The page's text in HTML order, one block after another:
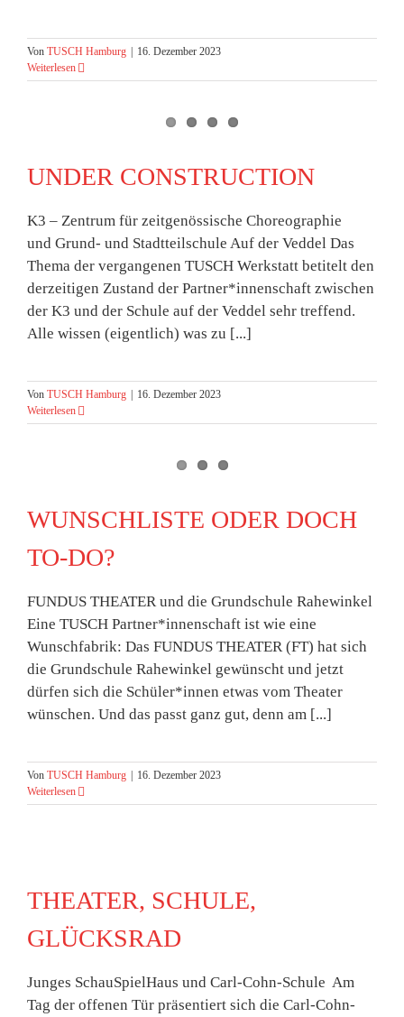
Von TUSCH Hamburg | 16. Dezember 2023
Weiterlesen
UNDER CONSTRUCTION
K3 – Zentrum für zeitgenössische Choreographie
und Grund- und Stadtteilschule Auf der Veddel Das
Thema der vergangenen TUSCH Werkstatt betitelt den
derzeitigen Zustand der Partner*innenschaft zwischen
der K3 und der Schule auf der Veddel sehr treffend.
Alle wissen (eigentlich) was zu [...]
Von TUSCH Hamburg | 16. Dezember 2023
Weiterlesen
WUNSCHLISTE ODER DOCH
TO-DO?
FUNDUS THEATER und die Grundschule Rahewinkel
Eine TUSCH Partner*innenschaft ist wie eine
Wunschfabrik: Das FUNDUS THEATER (FT) hat sich
die Grundschule Rahewinkel gewünscht und jetzt
dürfen sich die Schüler*innen etwas vom Theater
wünschen. Und das passt ganz gut, denn am [...]
Von TUSCH Hamburg | 16. Dezember 2023
Weiterlesen
THEATER, SCHULE,
GLÜCKSRAD
Junges SchauSpielHaus und Carl-Cohn-Schule Am
Tag der offenen Tür präsentiert sich die Carl-Cohn-